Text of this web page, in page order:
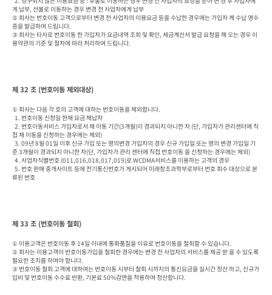
게 납부, 선불로 이동하는 경우 변경 전 사업자에게 납부
② 회사는 번호이동 고객으로부터 변경 전 사업자의 이용요금 등을 수납한 경우에는 가입자 께 수납 영수
증을 발급하여 드립니다.
③ 회사는 타사로 번호이동 한 가입자가 요금내역 조회 및 확인, 세금계산서 발급 요청을 해 오는 경우 이
용약관의 기준 및 절차에 따라 처리하여 드립니다.
제 32 조 (번호이동 제외대상)
① 회사는 다음 각 호의 고객에 대하는 번호이동을 제외합니다.
접 재 이동을 신청하는 경우에는 제외)
준 3개월이 경과되지 아니한 자(단, 가입자가 관리 센터에 직접 번호이동 을 신청하는 경우에는 제외)
류된 번호
제 33 조 (번호이동 철회)
① 이용고객은 번호이동 후 14일 이내에 통화품질을 이유로 번호이동을 철회할 수 있습니다.
② 회사는 이용고객이 번호이동가입을 철회한 경우에는 변경 전 사업자의 서비스를 제공 받 을 수 있도록
필요한 조치를 하여야 합니다.
③ 번호이동 철회 고객에 대하여는 번호이동 시부터 철회 시까지의 통신요금을 실시간 정산 하고, 신규가
입비 및 번호이동 수수료 반환, 기본료 50%감면을 적용하여 정산합니다.